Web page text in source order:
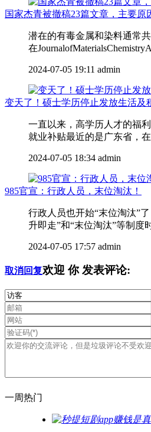
国家杰青被撤稿23篇文章，主要原
潜在的有毒金属和染料通常
在
2024-07-05 19:11 admin
变天了！硕士学历停止发放生活及
一直以来，高学历人才的福
就业补贴最近的是广东省，
2024-07-05 18:34 admin
985官宣：行政人员，末位淘汰！
行政人员也开始“末位淘汰”
升即走”和“末位淘汰”等制度
2024-07-05 17:57 admin
取消回复欢迎 你发表评论:
一周热门